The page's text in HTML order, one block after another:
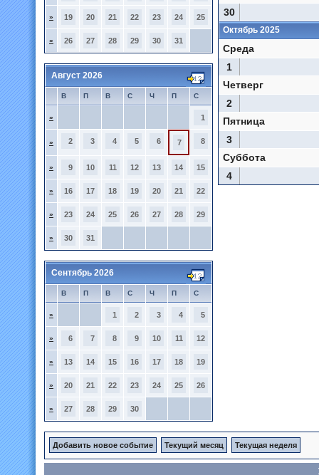
» 19 20 21 22 23 24 25
» 26 27 28 29 30 31
Август 2026
В П В С Ч П С
» 1
» 2 3 4 5 6 7 8
» 9 10 11 12 13 14 15
» 16 17 18 19 20 21 22
» 23 24 25 26 27 28 29
» 30 31
Сентябрь 2026
В П В С Ч П С
» 1 2 3 4 5
» 6 7 8 9 10 11 12
» 13 14 15 16 17 18 19
» 20 21 22 23 24 25 26
» 27 28 29 30
30
Октябрь 2025
Среда
1
Четверг
2
Пятница
3
Суббота
4
Добавить новое событие Текущий месяц Текущая неделя